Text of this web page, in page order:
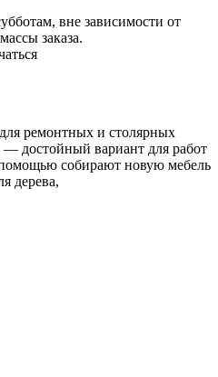
вне зависимости от
заказа.
ремонтных и столярных
достойный вариант для работ
собирают новую мебель
дерева,